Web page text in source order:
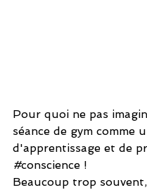
Pour quoi ne pas
séance de gym comme
d'apprentissage et de
#conscience !
Beaucoup trop